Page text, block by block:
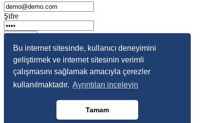
Bu internet sitesinde, kullanıcı deneyimini
geliştirmek ve internet sitesinin verimli
çalışmasını sağlamak amacıyla çerezler
kullanılmaktadır. Ayrıntıları inceleyin
Tamam
Şifre
Giriş Yap
Üye Ol
Şifremi Unuttum
Şifremi Unuttum